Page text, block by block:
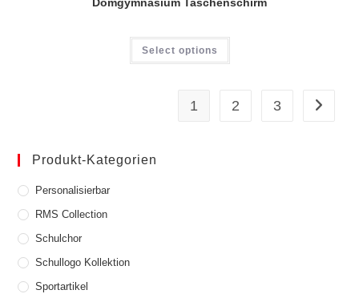
Select options
1 2 3
Produkt-Kategorien
Personalisierbar
RMS Collection
Schulchor
Schullogo Kollektion
Sportartikel